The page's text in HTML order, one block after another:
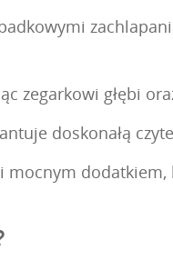
zegarkowi głębi
doskonałą